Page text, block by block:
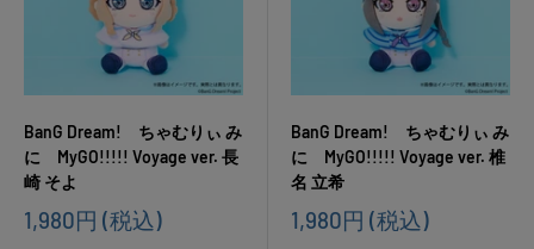
BanG Dream! ちゃむりぃ み
に MyGO!!!!! Voyage ver. 長
崎 そよ
販
1,980円 (税込)
BanG Dream! ちゃむりぃ み
に MyGO!!!!! Voyage ver. 椎
名 立希
販
1,980円 (税込)